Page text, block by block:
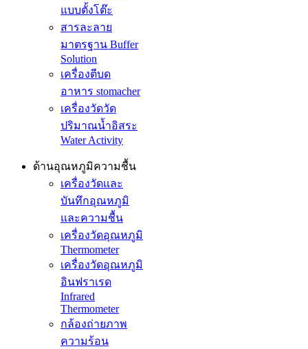
แบบตั้งโต๊ะ
สารละลาย
มาตรฐาน Buffer
Solution
เครื่องตีบด
อาหาร stomacher
เครื่องวัดวัด
ปริมาณน้ำอิสระ
Water Activity
ด้านอุณหภูมิความชื้น
เครื่องวัดและ
บันทึกอุณหภูมิ
และความชื้น
เครื่องวัดอุณหภูมิ
Thermometer
เครื่องวัดอุณหภูมิ
อินฟราเรด
Infrared
Thermometer
กล้องถ่ายภาพ
ความร้อน